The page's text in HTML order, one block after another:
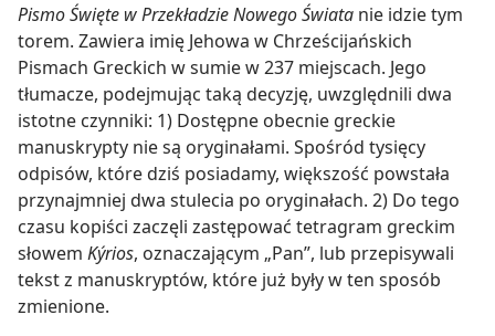
Pismo Święte w Przekładzie Nowego Świata nie idzie tym
torem. Zawiera imię Jehowa w Chrześcijańskich
Pismach Greckich w sumie w 237 miejscach. Jego
tłumacze, podejmując taką decyzję, uwzględnili dwa
istotne czynniki: 1) Dostępne obecnie greckie
manuskrypty nie są oryginałami. Spośród tysięcy
odpisów, które dziś posiadamy, większość powstała
przynajmniej dwa stulecia po oryginałach. 2) Do tego
czasu kopiści zaczęli zastępować tetragram greckim
słowem Kýrios, oznaczającym „Pan”, lub przepisywali
tekst z manuskryptów, które już były w ten sposób
zmienione.